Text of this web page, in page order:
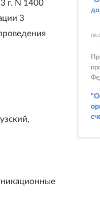
г. N 1400
3